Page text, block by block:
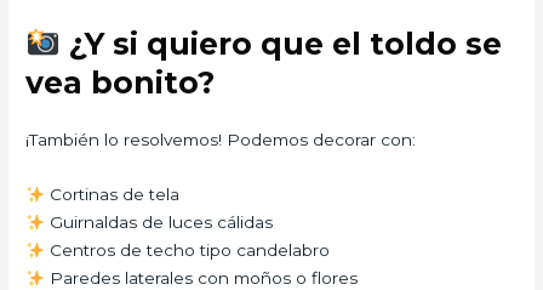
¿Y si quiero que el toldo se
vea bonito?
¡También lo resolvemos! Podemos decorar con:
Cortinas de tela
Guirnaldas de luces cálidas
Centros de techo tipo candelabro
Paredes laterales con moños o flores